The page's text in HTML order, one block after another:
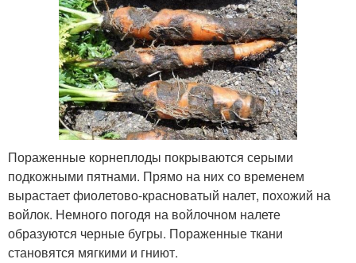
Пораженные корнеплоды покрываются серыми
подкожными пятнами. Прямо на них со временем
вырастает фиолетово-красноватый налет, похожий на
войлок. Немного погодя на войлочном налете
образуются черные бугры. Пораженные ткани
становятся мягкими и гниют.